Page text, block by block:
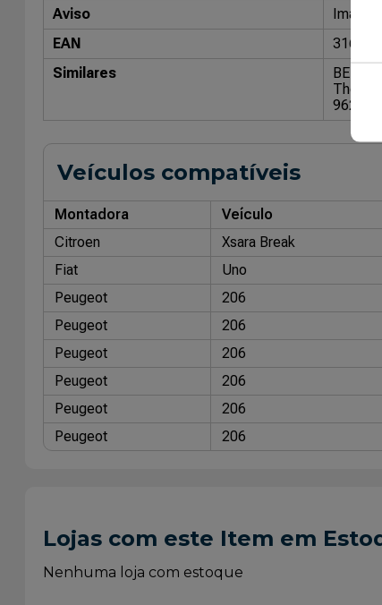
Aviso
EAN
Similares
BERU:
Veículos compatíveis
Montadora Veículo
Citroen
Xsara Break
Fiat
Uno
Peugeot
206
Peugeot
206
Peugeot
206
Peugeot
206
Peugeot
206
Peugeot
206
Lojas com este Item em
Nenhuma loja com estoque